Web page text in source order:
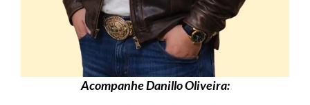
Acompanhe Danillo Oliveira: